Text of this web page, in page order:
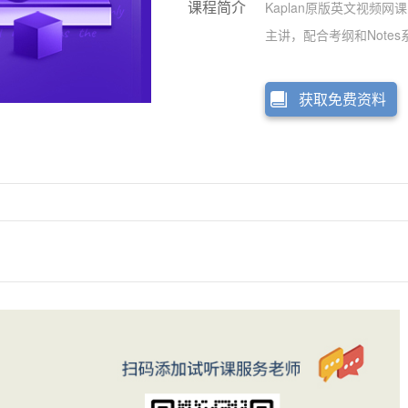
课程简介
Kaplan原版英文视频网
主讲，配合考纲和Notes
获取免费资料